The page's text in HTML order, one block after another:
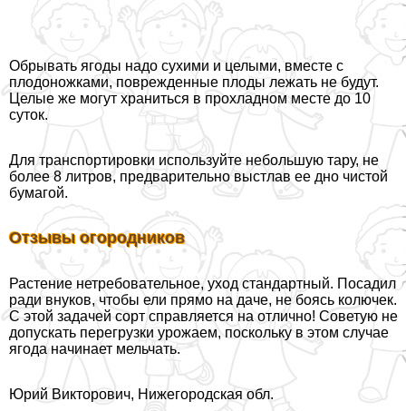
Обрывать ягоды надо сухими и целыми, вместе с
плодоножками, поврежденные плоды лежать не будут.
Целые же могут храниться в прохладном месте до 10
суток.
Для трaнcпортировки используйте небольшую тару, не
более 8 литров, предварительно выстлав ее дно чистой
бумагой.
Отзывы огородников
Растение нетребовательное, уход стандартный. Посадил
ради внуков, чтобы ели прямо на даче, не боясь колючек.
С этой задачей сорт справляется на отлично! Советую не
допускать перегрузки урожаем, поскольку в этом случае
ягода начинает мельчать.
Юрий Викторович, Нижегородская обл.